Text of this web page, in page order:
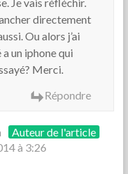
directement
Ou alors j’ai
un iphone qui
Merci.
Répondre
Auteur de l'article
à 3:26